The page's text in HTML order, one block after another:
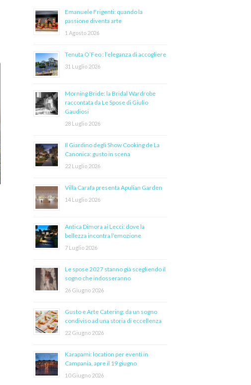
Emanuele Frigenti: quando la
passione diventa arte
1 Agosto 2026
Tenuta O’Feo : l’eleganza di accogliere
31 Luglio 2026
Morning Bride: la Bridal Wardrobe
raccontata da Le Spose di Giulio
Gaudiosi
28 Luglio 2026
Il Giardino degli Show Cooking de La
Canonica: gusto in scena
22 Luglio 2026
Villa Carafa presenta Apulian Garden
14 Luglio 2026
Antica Dimora ai Lecci: dove la
bellezza incontra l’emozione
7 Luglio 2026
Le spose 2027 stanno già scegliendo il
sogno che indosseranno
26 Giugno 2026
Gusto e Arte Catering: da un sogno
condiviso ad una storia di eccellenza
22 Giugno 2026
Karapami: location per eventi in
Campania, apre il 19 giugno
10 Giugno 2026